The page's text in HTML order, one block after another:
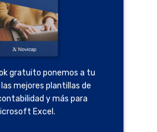
gratuito ponemos a tu
mejores plantillas de
y más para
Excel.